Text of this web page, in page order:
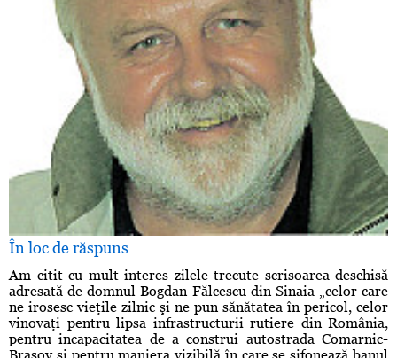
În loc de răspuns
Am citit cu mult interes zilele trecute scrisoarea deschisă
adresată de domnul Bogdan Fălcescu din Sinaia „celor care
ne irosesc vieţile zilnic şi ne pun sănătatea în pericol, celor
vinovaţi pentru lipsa infrastructurii rutiere din România,
pentru incapacitatea de a construi autostrada Comarnic-